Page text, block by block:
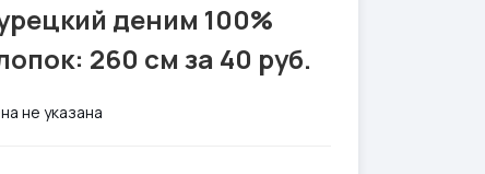
деним 100%
260 см за 40 руб.
не указана